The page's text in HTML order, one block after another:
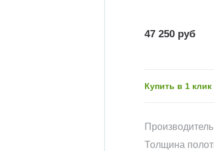
47 250 руб
Купить в 1 клик
Производитель
Толщина